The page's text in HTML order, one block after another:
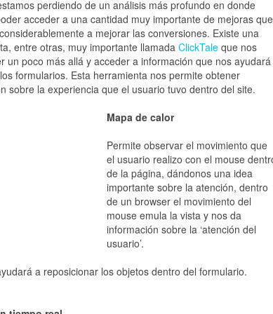
perdiendo de un análisis más profundo en donde
acceder a una cantidad muy importante de mejoras que
a mejorar las conversiones. Existe una
entre otras, muy importante llamada ClickTale que nos
un poco más allá y acceder a información que nos ayudará
formularios. Esta herramienta nos permite obtener
sobre la experiencia que el usuario tuvo dentro del site.
Mapa de calor
Permite observar el movimiento que
el usuario realizo con el mouse
de la página, dándonos una idea
importante sobre la atención, dentro
de un browser el movimiento del
mouse emula la vista y nos da
información sobre la ‘atención del
usuario’.
a reposicionar los objetos dentro del formulario.